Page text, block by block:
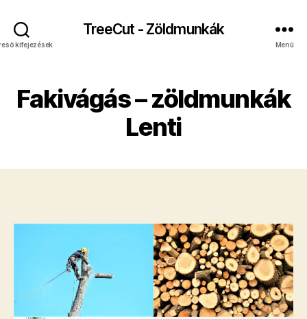
kifejezések
TreeCut - Zöldmunkák
Menü
Fakivágás – zöldmunkák
Lenti